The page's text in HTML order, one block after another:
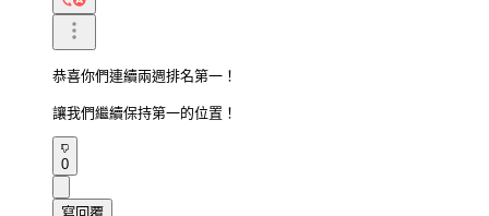
恭喜你們連續兩週排名第一！
讓我們繼續保持第一的位置！
0